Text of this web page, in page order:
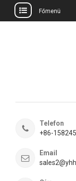
Főmenü
Telefon
+86-
Email